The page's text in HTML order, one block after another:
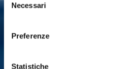
delNecessari
Preferenze
Statistiche